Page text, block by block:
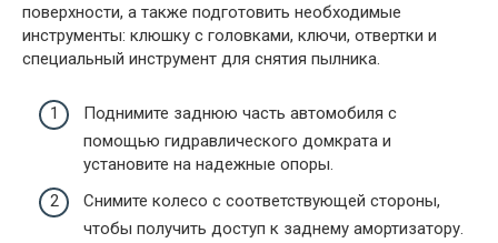
поверхности, а также подготовить необходимые
инструменты: клюшку с головками, ключи, отвертки и
специальный инструмент для снятия пылника.
Поднимите заднюю часть автомобиля с
помощью гидравлического домкрата и
установите на надежные опоры.
Снимите колесо с соответствующей стороны,
чтобы получить доступ к заднему амортизатору.